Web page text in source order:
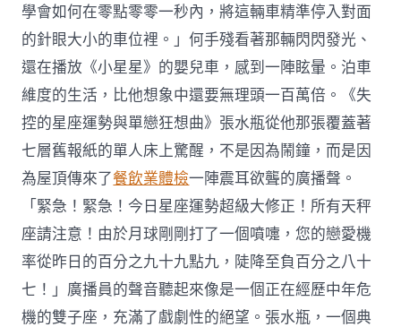
學會如何在零點零零一秒內，將這輛車精準停入對面
的針眼大小的車位裡。」何手殘看著那輛閃閃發光、
還在播放《小星星》的嬰兒車，感到一陣眩暈。泊車
維度的生活，比他想象中還要無理頭一百萬倍。《失
控的星座運勢與單戀狂想曲》張水瓶從他那張覆蓋著
七層舊報紙的單人床上驚醒，不是因為鬧鐘，而是因
為屋頂傳來了餐飲業體檢一陣震耳欲聾的廣播聲。
「緊急！緊急！今日星座運勢超級大修正！所有天秤
座請注意！由於月球剛剛打了一個噴嚏，您的戀愛機
率從昨日的百分之九十九點九，陡降至負百分之八十
七！」廣播員的聲音聽起來像是一個正在經歷中年危
機的雙子座，充滿了戲劇性的絕望。張水瓶，一個典